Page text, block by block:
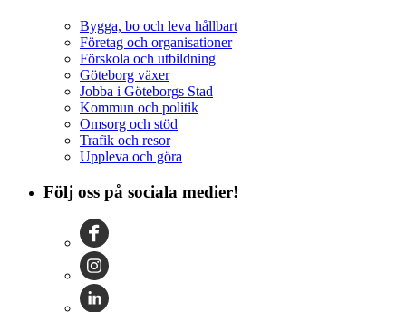
Bygga, bo och leva hållbart
Företag och organisationer
Förskola och utbildning
Göteborg växer
Jobba i Göteborgs Stad
Kommun och politik
Omsorg och stöd
Trafik och resor
Uppleva och göra
Följ oss på sociala medier!